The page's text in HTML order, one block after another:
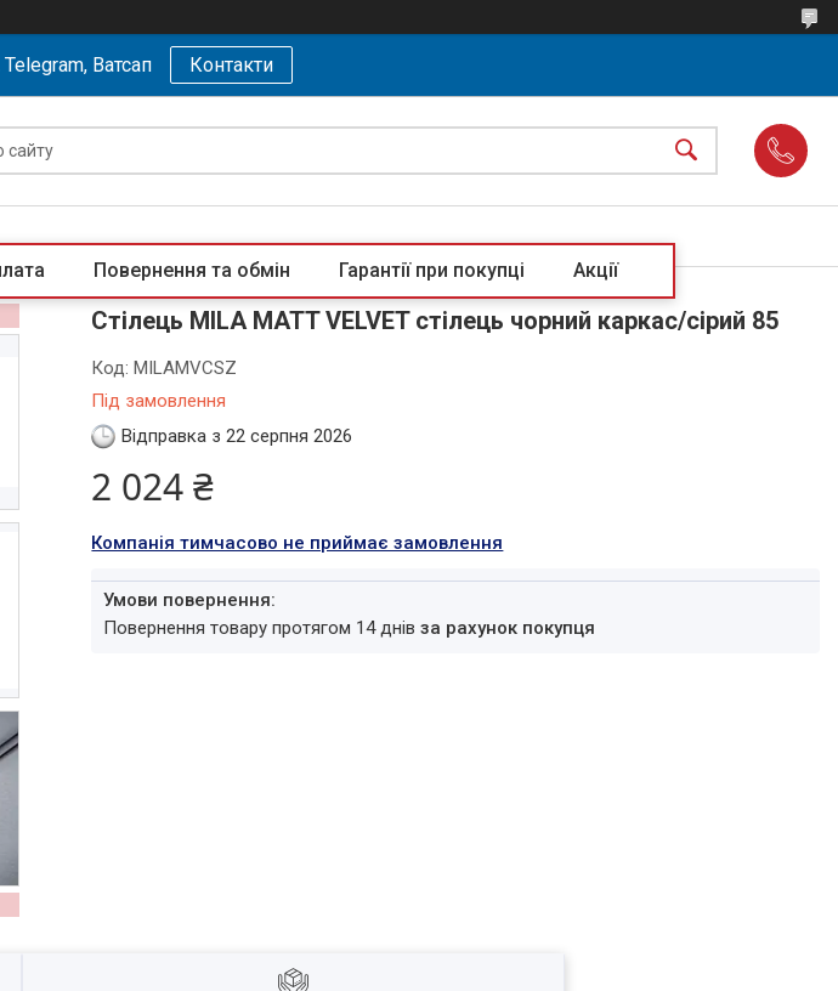
Ватсап Контакти
Повернення та обмін Гарантії при покупці Акції
Стілець MILA MATT VELVET стілець чорний каркас/сірий 85
Під замовлення
Код:MILAMVCSZ
Відправка з 22 серпня 2026
2 024 ₴
Компанія тимчасово не приймає замовлення
повернення товару протягом 14 днівза рахунок покупця